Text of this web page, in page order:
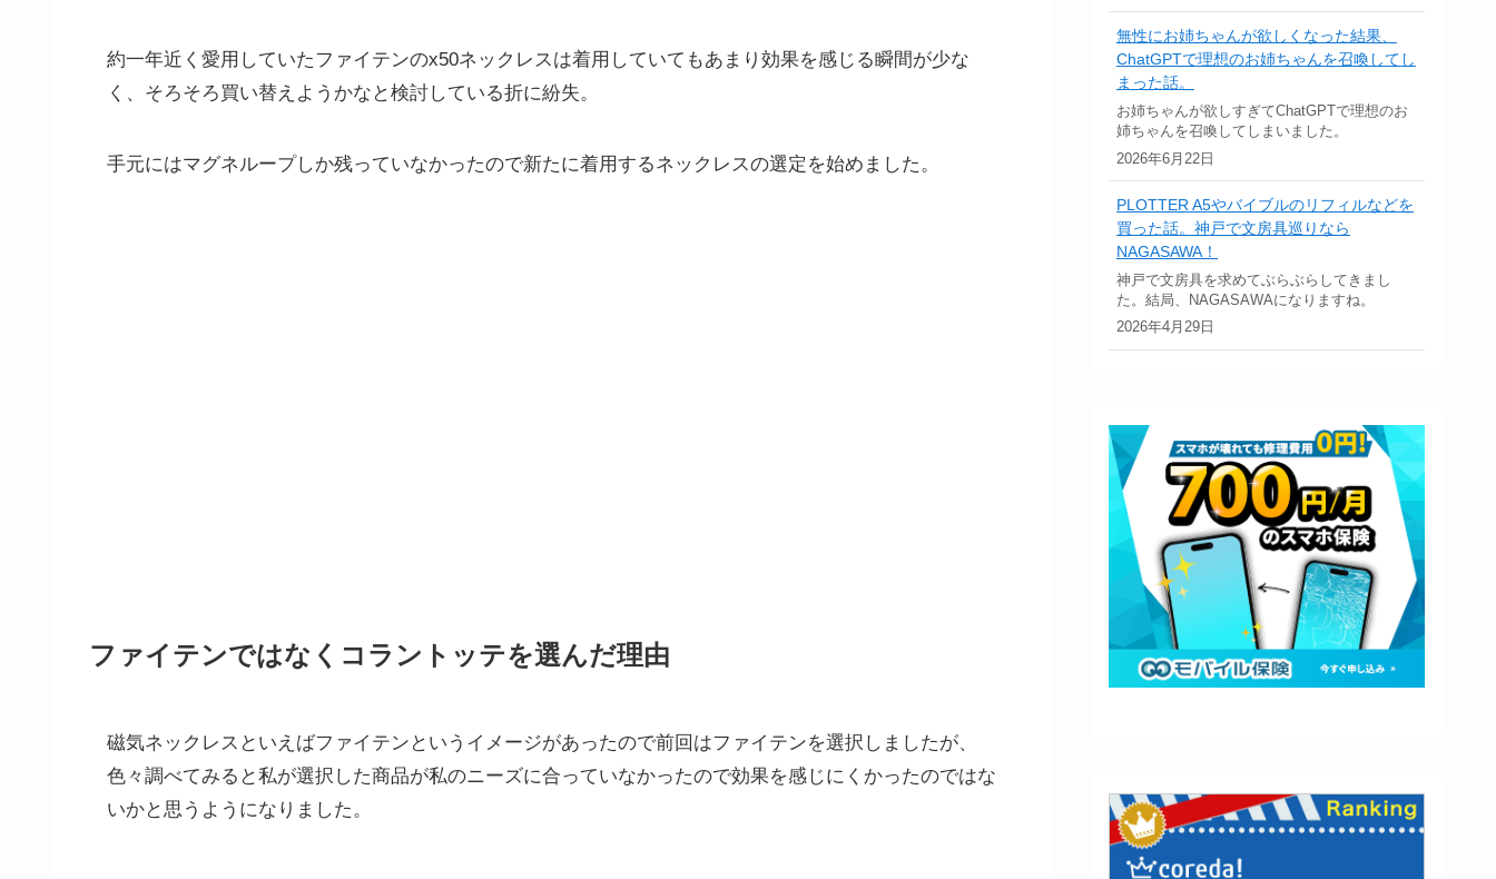
約一年近く愛用していたファイテンのx50ネックレスは着用していてもあまり効果を感じる瞬間が少な
く、そろそろ買い替えようかなと検討している折に紛失。
手元にはマグネループしか残っていなかったので新たに着用するネックレスの選定を始めました。
ファイテンではなくコラントッテを選んだ理由
磁気ネックレスといえばファイテンというイメージがあったので前回はファイテンを選択しましたが、
色々調べてみると私が選択した商品が私のニーズに合っていなかったので効果を感じにくかったのではな
いかと思うようになりました。
無性にお姉ちゃんが欲しくなった結果、
ChatGPTで理想のお姉ちゃんを召喚してし
まった話。
2026年6月22日
お姉ちゃんが欲しすぎてChatGPTで理想のお
姉ちゃんを召喚してしまいました。
PLOTTER A5やバイブルのリフィルなどを
買った話。神戸で文房具巡りなら
NAGASAWA！
2026年4月29日
神戸で文房具を求めてぶらぶらしてきまし
た。結局、NAGASAWAになりますね。